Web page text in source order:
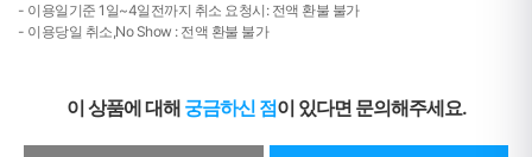
- 이용일기준 1일~4일전까지 취소 요청시: 전액 환불 불가
- 이용당일 취소,No Show : 전액 환불 불가
이 상품에 대해 궁금하신 점이 있다면 문의해주세요.